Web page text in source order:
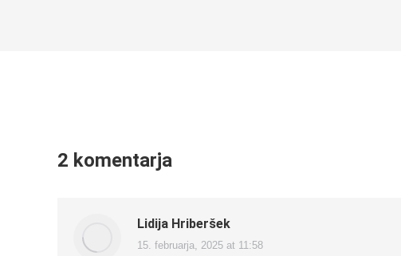
2 komentarja
Lidija Hriberšek
says:
15. februarja, 2025 at 11:58